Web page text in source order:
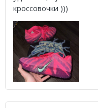
кроссовочки )))